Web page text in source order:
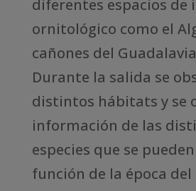
diferentes espacios de
ornitológico como el
cañones del
Durante la salida se
distintos hábitats y se
información de las
especies que se
función de la época del